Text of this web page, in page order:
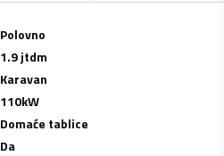
Polovno
1.9 jtdm
Karavan
110kW
Domaće tablice
Da